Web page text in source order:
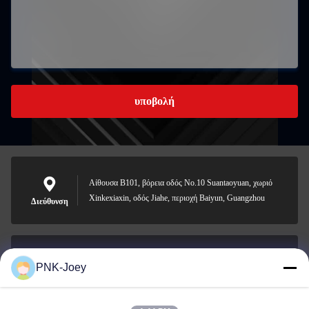
υποβολή
Διεύθυνση
Αίθουσα B101, βόρεια οδός No.10 Suantaoyuan, χωριό
Xinkexiaxin, οδός Jiahe, περιοχή Baiyun, Guangzhou
Ηλεκτρονικό
PNK-Joey